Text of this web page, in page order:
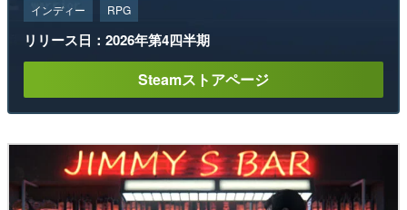
インディー RPG
リリース日：2026年第4四半期
Steamストアページ